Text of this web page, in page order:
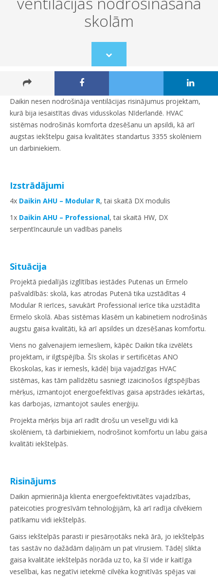
skolām
Scroll
to
Daikin nesen nodrošināja ventilācijas risinājumus projektam,
kurā bija iesaistītas divas vidusskolas Nīderlandē. HVAC
sistēmas nodrošinās komforta dzesēšanu un apsildi, kā arī
augstas iekštelpu gaisa kvalitātes standartus 3355 skolēniem
un darbiniekiem.
Izstrādājumi
4x Daikin AHU – Modular R, tai skaitā DX modulis
1x Daikin AHU – Professional, tai skaitā HW, DX
serpentīncaurule un vadības panelis
Situācija
Projektā piedalījās izglītības iestādes Putenas un Ermelo
pašvaldībās: skolā, kas atrodas Putenā tika uzstādītas 4
Modular R ierīces, savukārt Professional ierīce tika uzstādīta
Ermelo skolā. Abas sistēmas klasēm un kabinetiem nodrošinās
augstu gaisa kvalitāti, kā arī apsildes un dzesēšanas komfortu.
Viens no galvenajiem iemesliem, kāpēc Daikin tika izvēlēts
projektam, ir ilgtspējība. Šīs skolas ir sertificētas ANO
Ekoskolas, kas ir iemesls, kādēļ bija vajadzīgas HVAC
sistēmas, kas tām palīdzētu sasniegt izaicinošos ilgtspējības
mērķus, izmantojot energoefektīvas gaisa apstrādes iekārtas,
kas darbojas, izmantojot saules enerģiju.
Projekta mērķis bija arī radīt drošu un veselīgu vidi kā
skolēniem, tā darbiniekiem, nodrošinot komfortu un labu gaisa
kvalitāti iekštelpās.
Risinājums
Daikin apmierināja klienta energoefektivitātes vajadzības,
pateicoties progresīvām tehnoloģijām, kā arī radīja cilvēkiem
patīkamu vidi iekštelpās.
Gaiss iekštelpās parasti ir piesārņotāks nekā ārā, jo iekštelpās
tas sastāv no dažādām daļiņām un pat vīrusiem. Tādēļ slikta
gaisa kvalitāte iekštelpās norāda uz to, ka šī vide ir kaitīga
veselībai, kas negatīvi ietekmē cilvēka kognitīvās spējas vai